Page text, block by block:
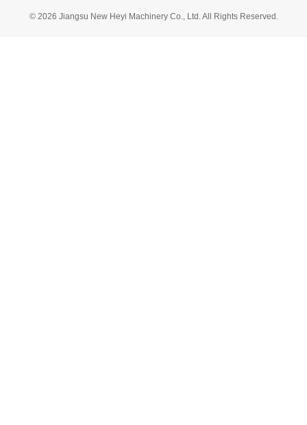
© 2026 Jiangsu New Heyi Machinery Co., Ltd. All Rights Reserved.